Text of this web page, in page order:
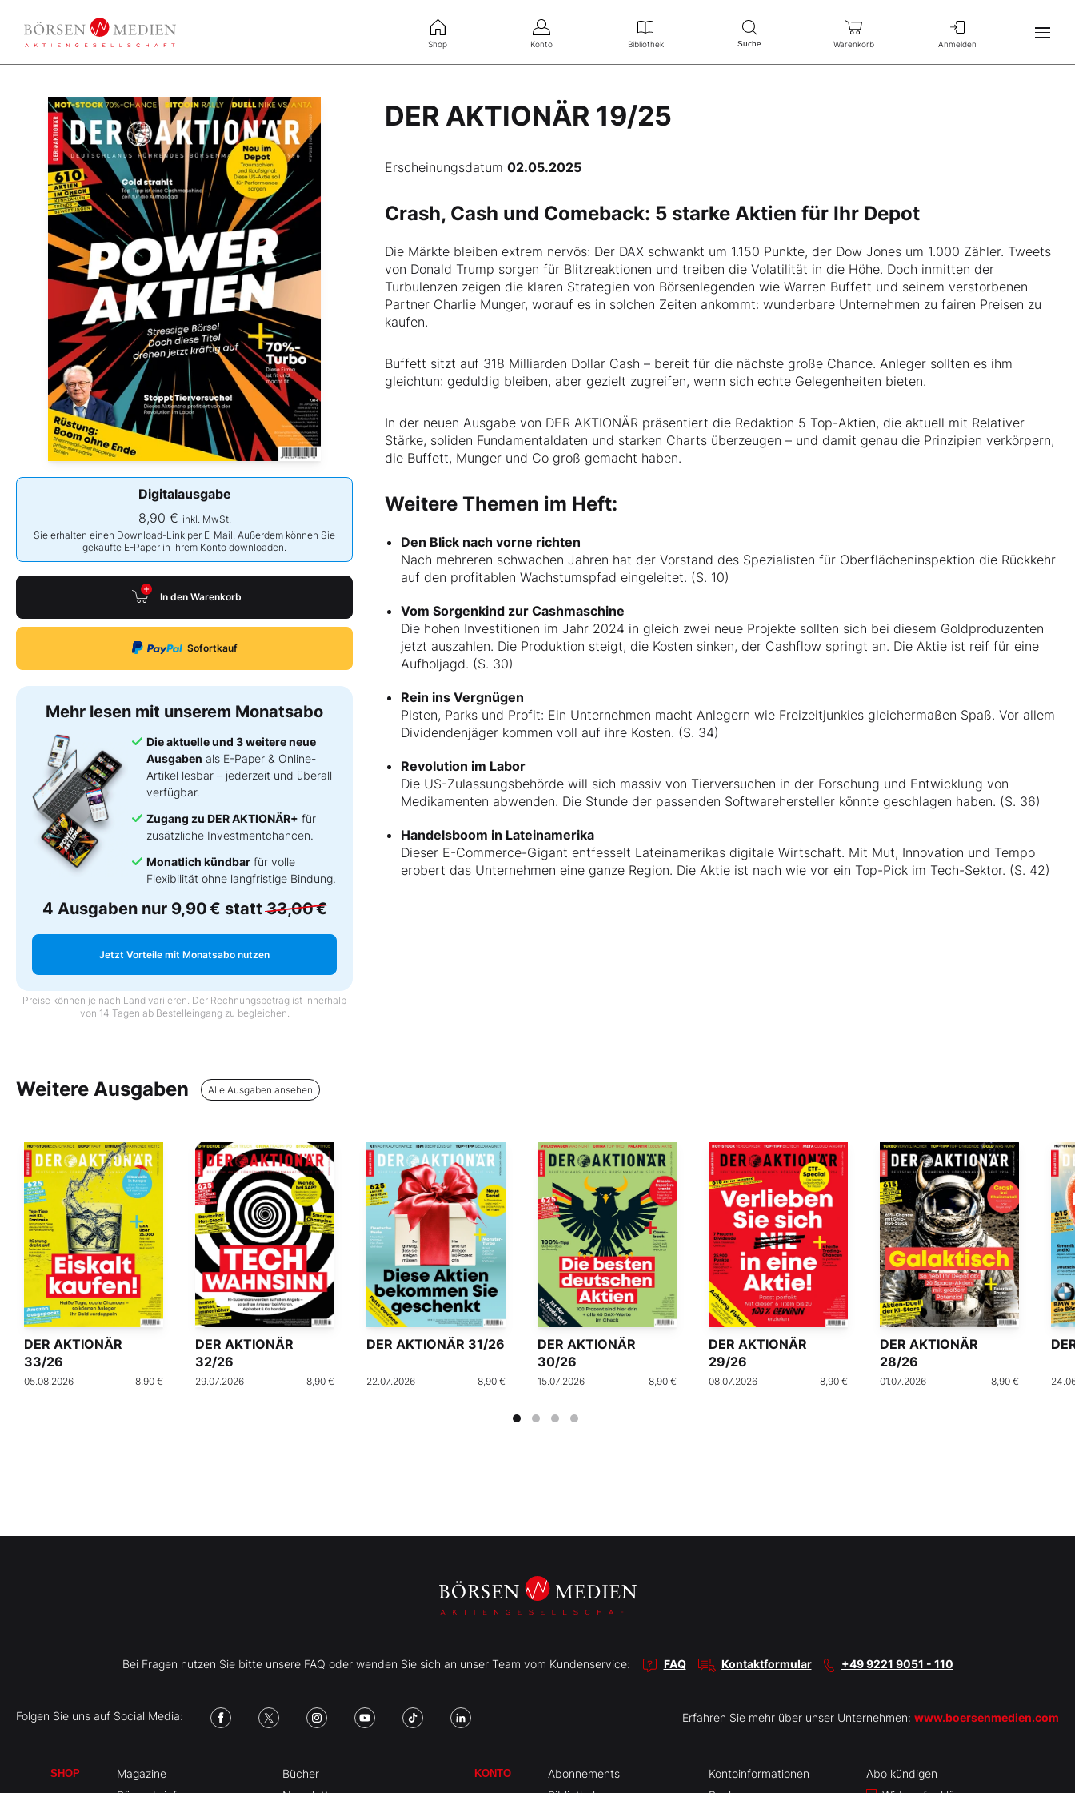
Shop Konto Bibliothek Suche Warenkorb Anmelden
DER AKTIONÄR 19/25
Erscheinungsdatum02.05.2025
Digitalausgabe
8,90 € inkl. MwSt.
Sie erhalten einen Download-Link per E-Mail. Außerdem können Sie
gekaufte E-Paper in Ihrem Konto downloaden.
In den Warenkorb
Sofortkauf
Mehr lesen mit unserem Monatsabo
Die aktuelle und 3 weitere neue
Ausgaben als E-Paper & Online-
Artikel lesbar – jederzeit und überall
verfügbar.
Zugang zu DER AKTIONÄR+ für
zusätzliche Investmentchancen.
Monatlich kündbar für volle
Flexibilität ohne langfristige Bindung.
4 Ausgaben nur 9,90 € statt33,00 €
Jetzt Vorteile mit Monatsabo nutzen
Preise können je nach Land variieren. Der Rechnungsbetrag ist innerhalb
von 14 Tagen ab Bestelleingang zu begleichen.
Crash, Cash und Comeback: 5 starke Aktien für Ihr Depot
Die Märkte bleiben extrem nervös: Der DAX schwankt um 1.150 Punkte, der Dow Jones um 1.000 Zähler. Tweets
von Donald Trump sorgen für Blitzreaktionen und treiben die Volatilität in die Höhe. Doch inmitten der
Turbulenzen zeigen die klaren Strategien von Börsenlegenden wie Warren Buffett und seinem verstorbenen
Partner Charlie Munger, worauf es in solchen Zeiten ankommt: wunderbare Unternehmen zu fairen Preisen zu
kaufen.
Buffett sitzt auf 318 Milliarden Dollar Cash – bereit für die nächste große Chance. Anleger sollten es ihm
gleichtun: geduldig bleiben, aber gezielt zugreifen, wenn sich echte Gelegenheiten bieten.
In der neuen Ausgabe von DER AKTIONÄR präsentiert die Redaktion 5 Top-Aktien, die aktuell mit Relativer
Stärke, soliden Fundamentaldaten und starken Charts überzeugen – und damit genau die Prinzipien verkörpern,
die Buffett, Munger und Co groß gemacht haben.
Weitere Themen im Heft:
Den Blick nach vorne richten
Nach mehreren schwachen Jahren hat der Vorstand des Spezialisten für Oberflächeninspektion die Rückkehr
auf den profitablen Wachstumspfad eingeleitet. (S. 10)
Vom Sorgenkind zur Cashmaschine
Die hohen Investitionen im Jahr 2024 in gleich zwei neue Projekte sollten sich bei diesem Goldproduzenten
jetzt auszahlen. Die Produktion steigt, die Kosten sinken, der Cashflow springt an. Die Aktie ist reif für eine
Aufholjagd. (S. 30)
Rein ins Vergnügen
Pisten, Parks und Profit: Ein Unternehmen macht Anlegern wie Freizeitjunkies gleichermaßen Spaß. Vor allem
Dividendenjäger kommen voll auf ihre Kosten. (S. 34)
Revolution im Labor
Die US-Zulassungsbehörde will sich massiv von Tierversuchen in der Forschung und Entwicklung von
Medikamenten abwenden. Die Stunde der passenden Softwarehersteller könnte geschlagen haben. (S. 36)
Handelsboom in Lateinamerika
Dieser E-Commerce-Gigant entfesselt Lateinamerikas digitale Wirtschaft. Mit Mut, Innovation und Tempo
erobert das Unternehmen eine ganze Region. Die Aktie ist nach wie vor ein Top-Pick im Tech-Sektor. (S. 42)
Weitere Ausgaben Alle Ausgaben ansehen
DER AKTIONÄR
33/26
05.08.2026 8,90 €
DER AKTIONÄR
32/26
29.07.2026 8,90 €
DER AKTIONÄR 31/26
22.07.2026 8,90 €
DER AKTIONÄR
30/26
15.07.2026 8,90 €
DER AKTIONÄR
29/26
08.07.2026 8,90 €
DER AKTIONÄR
28/26
01.07.2026 8,90 €
Bei Fragen nutzen Sie bitte unsere FAQ oder wenden Sie sich an unser Team vom Kundenservice: FAQ Kontaktformular +49 9221 9051 - 110
Folgen Sie uns auf Social Media: Erfahren Sie mehr über unser Unternehmen: www.boersenmedien.com
SHOP
Magazine
Bücher
KONTO
Abonnements
Kontoinformationen
Abo kündigen